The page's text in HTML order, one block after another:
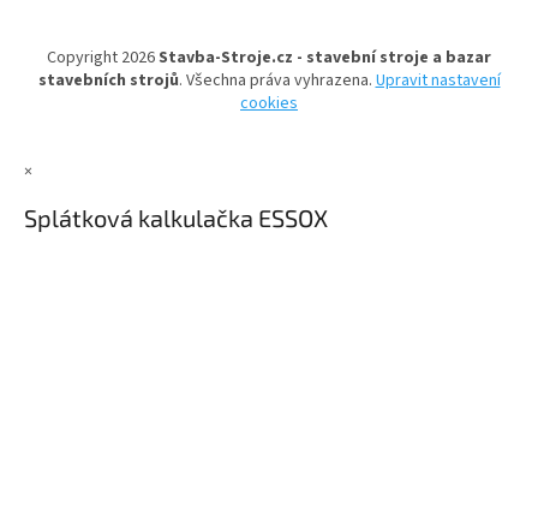
Copyright 2026Stavba-Stroje.cz - stavební stroje a bazar
stavebních strojů. Všechna práva vyhrazena.Upravit nastavení
cookies
×
Splátková kalkulačka ESSOX